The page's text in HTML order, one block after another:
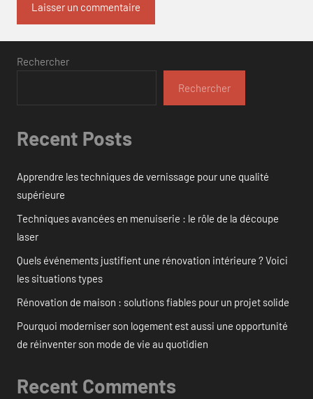
Rechercher
Rechercher
Recent Posts
Apprendre les techniques de vernissage pour une qualité
supérieure
Techniques avancées en menuiserie : le rôle de la découpe
laser
Quels événements justifient une rénovation intérieure ? Voici
les situations types
Rénovation de maison : solutions fiables pour un projet solide
Pourquoi moderniser son logement est aussi une opportunité
de réinventer son mode de vie au quotidien
Recent Comments